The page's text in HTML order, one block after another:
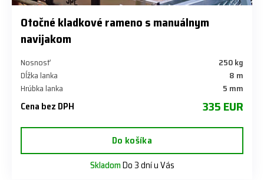
Otočné kladkové rameno s manuálnym
navijakom
Nosnosť
250 kg
Dĺžka lanka
8 m
Hrúbka lanka
5 mm
Cena bez DPH 335 EUR
Do košíka
SkladomDo 3 dní u Vás